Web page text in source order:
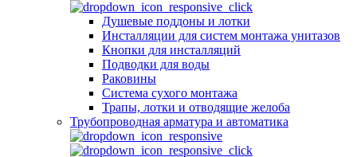
Душевые поддоны и лотки
Инсталляции для систем монтажа унитазов
Кнопки для инсталляций
Подводки для воды
Раковины
Система сухого монтажа
Трапы, лотки и отводящие желоба
Трубопроводная арматура и автоматика